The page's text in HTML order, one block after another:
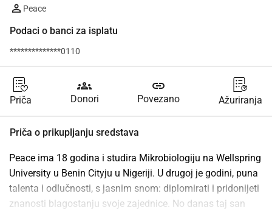
Peace
Podaci o banci za isplatu
**************0110
Priča
groups
Donori
link
Povezano Ažuriranja
Priča o prikupljanju sredstava
Peace ima 18 godina i studira Mikrobiologiju na Wellspring
University u Benin Cityju u Nigeriji. U drugoj je godini, puna
talenta i odlučnosti, s jasnim snom: diplomirati i pridonijeti
znanosti blagostanju svoje zajednice. No danas taj san